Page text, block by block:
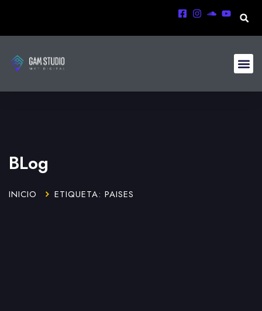
BLog
INICIO ETIQUETA: PAISES